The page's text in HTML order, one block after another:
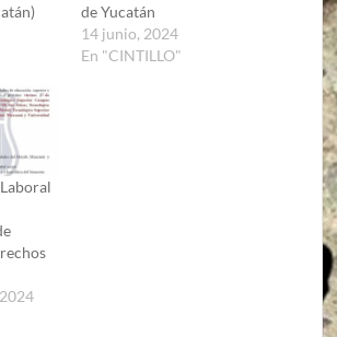
de Yucatán
14 junio, 2024
En "CINTILLO"